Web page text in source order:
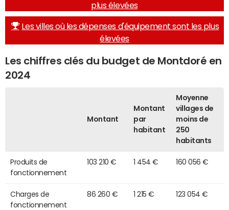
plus élevées
Les villes où les dépenses d'équipement sont les plus
élevées
Les chiffres clés du budget de Montdoré en
2024
Montant
Montant
par
habitant
Moyenne
villages de
moins de
250
habitants
Produits de
fonctionnement
103 210 € 1 454 € 160 056 €
Charges de
fonctionnement
86 260 € 1 215 € 123 054 €